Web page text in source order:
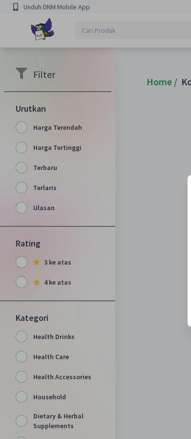
Unduh DNM Mobile App
Filter
Urutkan
Harga Terendah
Harga Tertinggi
Terbaru
Terlaris
Ulasan
Rating
3 ke atas
4 ke atas
Kategori
Health Drinks
Health Care
Health Accessories
Household
Dietary & Herbal
Supplements
Home /